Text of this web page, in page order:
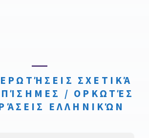
ΣΧΕΤΙΚΆ
/ ΟΡΚΩΤΈΣ
ΕΛΛΗΝΙΚΏΝ